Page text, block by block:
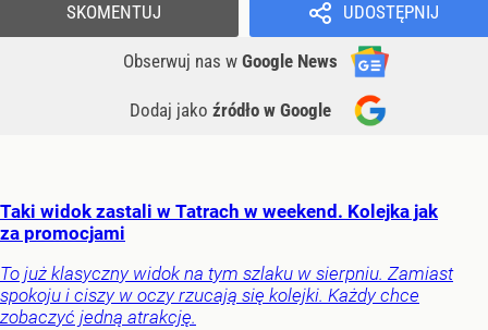
UDOSTĘPNIJ
Obserwuj nas w Google News
Dodaj jako źródło w Google
SKOMENTUJ
Taki widok zastali w Tatrach w weekend. Kolejka jak
za promocjami
To już klasyczny widok na tym szlaku w sierpniu. Zamiast
spokoju i ciszy w oczy rzucają się kolejki. Każdy chce
zobaczyć jedną atrakcję.